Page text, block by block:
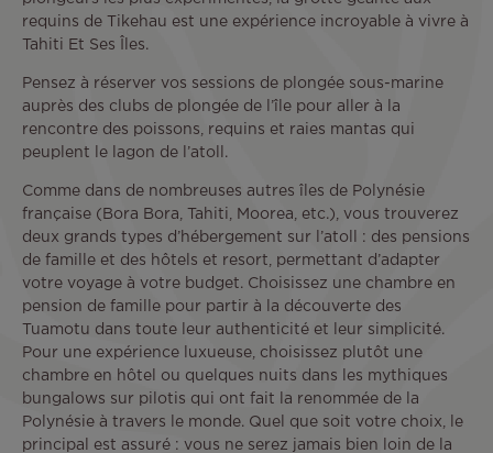
requins de Tikehau est une expérience incroyable à vivre à
Tahiti Et Ses Îles.
Pensez à réserver vos sessions de plongée sous-marine
auprès des clubs de plongée de l’île pour aller à la
rencontre des poissons, requins et raies mantas qui
peuplent le lagon de l’atoll.
Comme dans de nombreuses autres îles de Polynésie
française (Bora Bora, Tahiti, Moorea, etc.), vous trouverez
deux grands types d’hébergement sur l’atoll : des pensions
de famille et des hôtels et resort, permettant d’adapter
votre voyage à votre budget. Choisissez une chambre en
pension de famille pour partir à la découverte des
Tuamotu dans toute leur authenticité et leur simplicité.
Pour une expérience luxueuse, choisissez plutôt une
chambre en hôtel ou quelques nuits dans les mythiques
bungalows sur pilotis qui ont fait la renommée de la
Polynésie à travers le monde. Quel que soit votre choix, le
principal est assuré : vous ne serez jamais bien loin de la